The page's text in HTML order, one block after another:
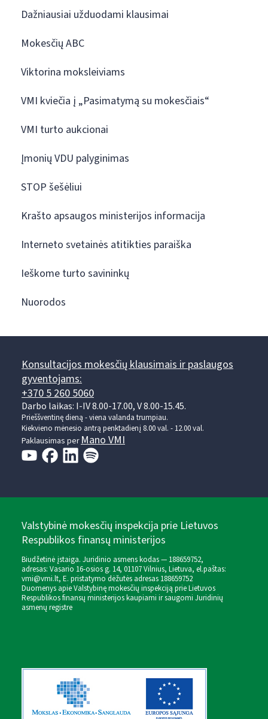
Dažniausiai užduodami klausimai
Mokesčių ABC
Viktorina moksleiviams
VMI kviečia į „Pasimatymą su mokesčiais“
VMI turto aukcionai
Įmonių VDU palyginimas
STOP šešėliui
Krašto apsaugos ministerijos informacija
Interneto svetainės atitikties paraiška
Ieškome turto savininkų
Nuorodos
Konsultacijos mokesčių klausimais ir paslaugos
gyventojams:
+370 5 260 5060
Darbo laikas: I-IV 8.00-17.00, V 8.00-15.45.
Prieššventinę dieną - viena valanda trumpiau.
Kiekvieno mėnesio antrą penktadienį 8.00 val. - 12.00 val.
Paklausimas per Mano VMI
Valstybinė mokesčių inspekcija prie Lietuvos
Respublikos finansų ministerijos
Biudžetinė įstaiga. Juridinio asmens kodas — 188659752,
adresas: Vasario 16-osios g. 14, 01107 Vilnius, Lietuva, el.paštas:
vmi@vmi.lt, E. pristatymo dėžutės adresas 188659752
Duomenys apie Valstybinę mokesčių inspekciją prie Lietuvos
Respublikos finansų ministerijos kaupiami ir saugomi Juridinių
asmenų registre